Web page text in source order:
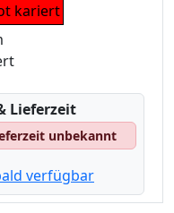
kariert
Lieferzeit
unbekannt
verfügbar